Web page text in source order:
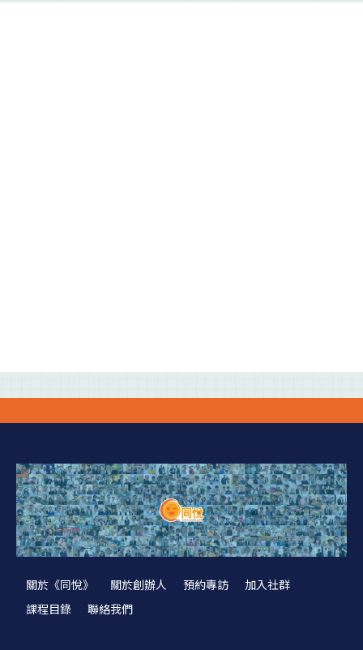
關於《同悅》 關於創辦人 預約專訪
加入社群
課程目錄
聯絡我們